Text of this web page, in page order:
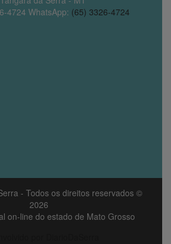
4724 WhatsApp: (65) 3326-4724
- Todos os direitos reservados ©
2026
on-line do estado de Mato Grosso